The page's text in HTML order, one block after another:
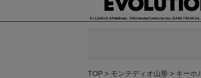
TOP モンテディオ山形 キーホ